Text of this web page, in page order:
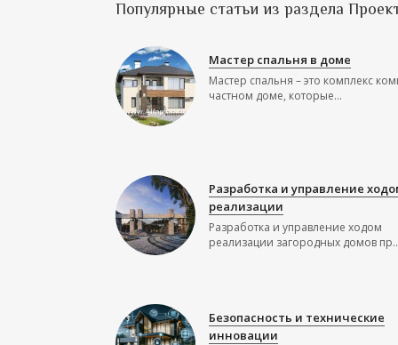
Популярные статьи из раздела
Мастер спальня в доме
Мастер спальня – это комплекс
частном доме, которые...
Разработка и управление
реализации
Разработка и управление ходом
реализации загородных домов
Безопасность и технические
инновации